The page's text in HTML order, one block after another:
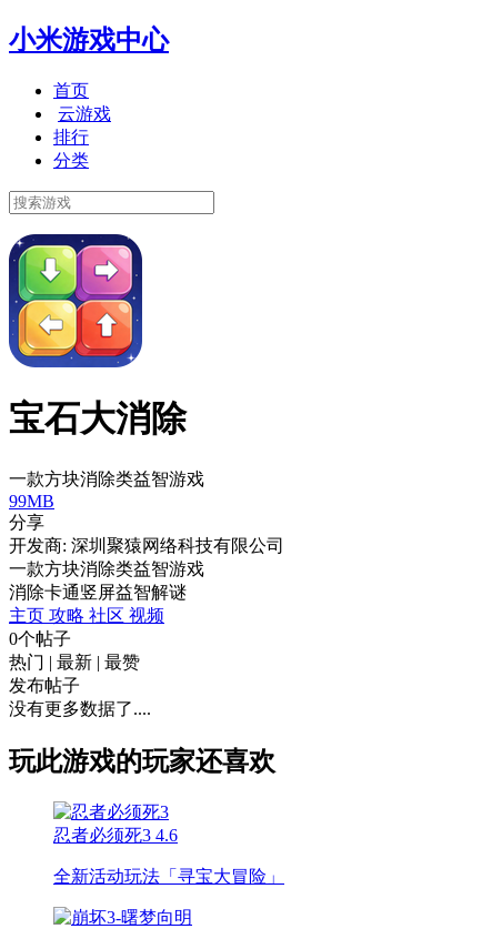
小米游戏中心
首页
云游戏
排行
分类
宝石大消除
一款方块消除类益智游戏
99MB
分享
开发商: 深圳聚猿网络科技有限公司
一款方块消除类益智游戏
消除卡通竖屏益智解谜
主页 攻略 社区 视频
0个帖子
热门 | 最新 | 最赞
发布帖子
没有更多数据了....
玩此游戏的玩家还喜欢
忍者必须死3 4.6
全新活动玩法「寻宝大冒险」